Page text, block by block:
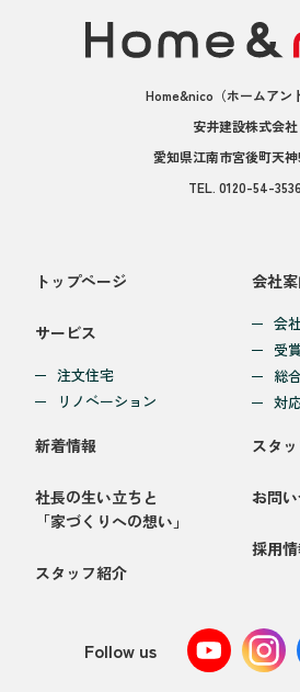
Home&nico （ホームアン
安井建設株式会社
愛知県江南市宮後町天神
TEL. 0120-54-3536
トップページ
サービス
注文住宅
リノベーション
会社
会
受
総
対
新着情報
社長の生い立ちと
「家づくりへの想い」
スタッフ紹介
スタ
お問
採用
Follow us